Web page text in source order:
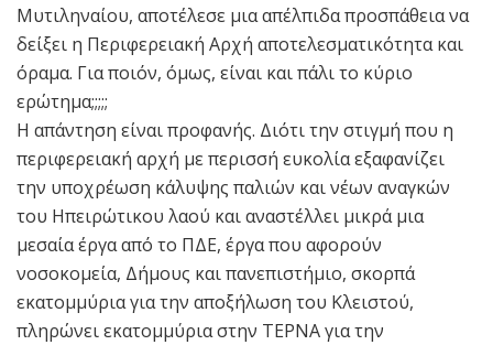
Μυτιληναίου, αποτέλεσε μια απέλπιδα προσπάθεια να
δείξει η Περιφερειακή Αρχή αποτελεσματικότητα και
όραμα. Για ποιόν, όμως, είναι και πάλι το κύριο
ερώτημα;;;;;
Η απάντηση είναι προφανής. Διότι την στιγμή που η
περιφερειακή αρχή με περισσή ευκολία εξαφανίζει
την υποχρέωση κάλυψης παλιών και νέων αναγκών
του Ηπειρώτικου λαού και αναστέλλει μικρά μια
μεσαία έργα από το ΠΔΕ, έργα που αφορούν
νοσοκομεία, Δήμους και πανεπιστήμιο, σκορπά
εκατομμύρια για την αποξήλωση του Κλειστού,
πληρώνει εκατομμύρια στην ΤΕΡΝΑ για την